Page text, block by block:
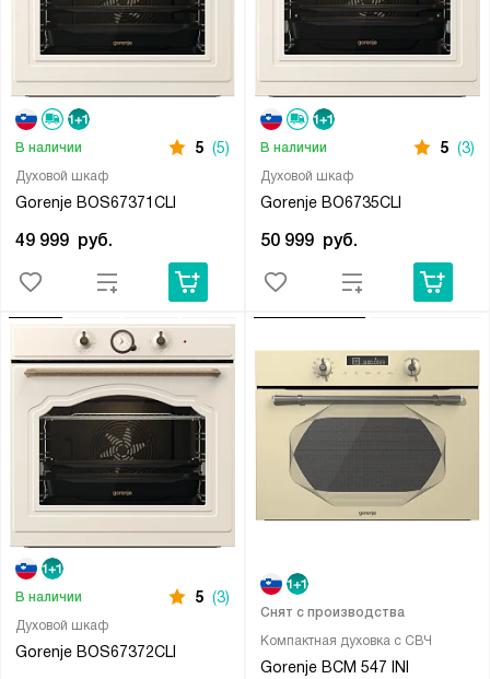
Духовой шкаф
Gorenje BOS67371CLI
В наличии 5 (5)
49 999 руб.
Духовой шкаф
Gorenje BO6735CLI
В наличии 5 (3)
50 999 руб.
Духовой шкаф
Gorenje BOS67372CLI
В наличии 5 (3)
Компактная духовка с СВЧ
Gorenje BCM 547 INI
Снят с производства